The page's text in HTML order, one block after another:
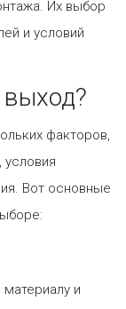
Их выбор
и условий
факторов,
условия
Вот основные
и